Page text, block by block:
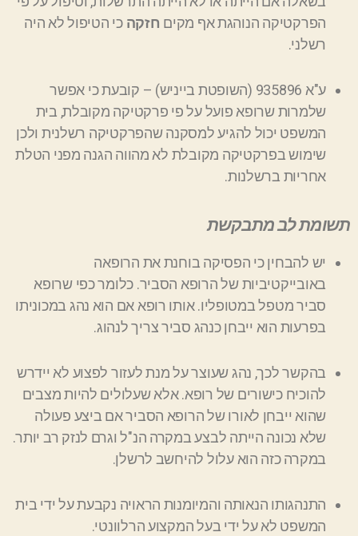
הפרקטיקה הנוהגת אף מקיםחזקהכי הטיפול לא היה
רשלני.
ע"א 935896 (השופטת בייניש) –קובעת כי אפשר
שלמרות שרופא פועל על פי פרקטיקה מקובלת, בית
המשפט יכול להגיע למסקנה שהפרקטיקה רשלנית ולכן
שימוש בפרקטיקה מקובלת לא מהווה הגנה מפני הטלת
אחריות ברשלנות.
תשומת לב מתבקשת
יש להבחין כי הפסיקה בוחנת את הרופאה
באובייקטיביות של הרופא הסביר. כלומר כפי שרופא
סביר מטפל במטופליו. אותו רופא אם הוא נהג במכוניתו
בפרעות הוא ייבחן כנהג סביר צריך לנהוג.
בהקשר לכך, נהג שעוצר על מנת לעזור לפצוע לא יידרש
להוכיח כישורים של רופא. אלא שעלולים להיות מצבים
שהוא ייבחן לאורו של הרופא הסביר אם ביצע פעולה
שלא נכונה הייתה לבצע במקרה הנ"ל וגרם לנזק רב יותר.
במקרה כזה הוא עלול להיחשב לרשלן.
התנהגותו הנאותה והמיומנות הראויה נקבעת על ידי בית
המשפט לא על ידי בעל המקצוע הרלוונטי.